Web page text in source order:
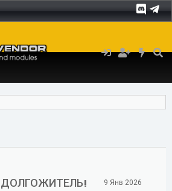
9 Янв 2026
ДОЛГОЖИТЕЛЬ!